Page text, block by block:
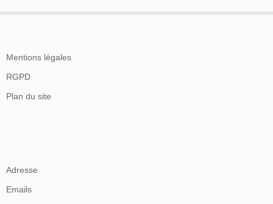
Mentions légales
RGPD
Plan du site
Adresse
Emails